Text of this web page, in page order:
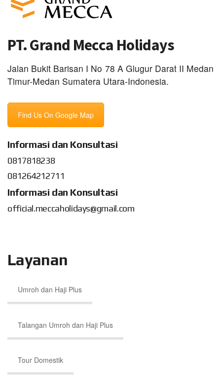
PT. Grand Mecca Holidays
Jalan Bukit Barisan I No 78 A Glugur Darat II Medan
Timur-Medan Sumatera Utara-Indonesia.
Find Us On Google Map
Informasi dan Konsultasi
0817818238
081264212711
Informasi dan Konsultasi
official.meccaholidays@gmail.com
Layanan
Umroh dan Haji Plus
Talangan Umroh dan Haji Plus
Tour Domestik